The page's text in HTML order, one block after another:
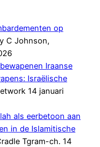
op
C Johnson,
Iraanse
Israëlische
14 januari
als eerbetoon aan
in de Islamitische
Tgram-ch. 14